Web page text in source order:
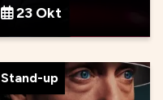
23 Okt
Stand-up